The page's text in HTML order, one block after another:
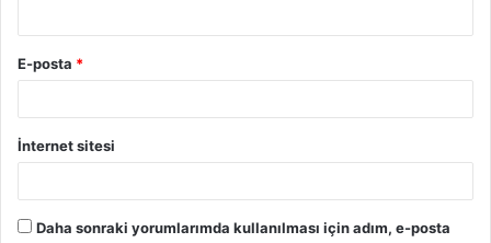
E-posta *
İnternet sitesi
Daha sonraki yorumlarımda kullanılması için adım, e-posta